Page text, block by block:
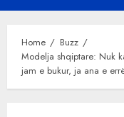
Menu
Home
Buzz
Modelja shqiptare: Nuk
jam e bukur, ja ana e